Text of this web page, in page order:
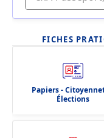
FICHES
Papiers -
Élections